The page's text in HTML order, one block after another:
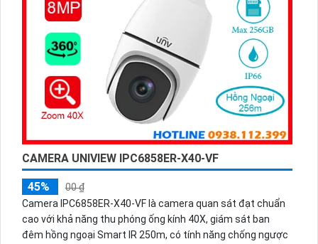
CAMERA UNIVIEW IPC6858ER-X40-VF
45%
00 ₫
Camera IPC6858ER-X40-VF là camera quan sát đạt chuẩn
cao với khả năng thu phóng ống kính 40X, giám sát ban
đêm hồng ngoại Smart IR 250m, có tính năng chống ngược